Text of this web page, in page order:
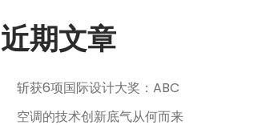
近期文章
斩获6项国际设计大奖：ABC
空调的技术创新底气从何而来